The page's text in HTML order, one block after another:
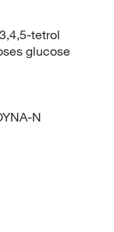
tetrol
glucose
N